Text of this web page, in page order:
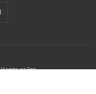
Карта сайта